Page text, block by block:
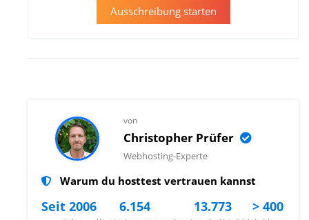
Ausschreibung starten
von
Christopher Prüfer
Webhosting-Experte
Warum du hosttest vertrauen kannst
Seit 2006 6.154 13.773 > 400